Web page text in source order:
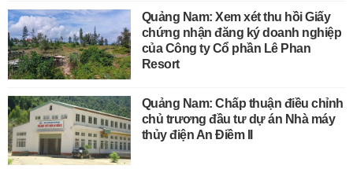
Quảng Nam: Xem xét thu hồi Giấy
chứng nhận đăng ký doanh nghiệp
của Công ty Cổ phần Lê Phan
Resort
Quảng Nam: Chấp thuận điều chỉnh
chủ trương đầu tư dự án Nhà máy
thủy điện An Điềm II